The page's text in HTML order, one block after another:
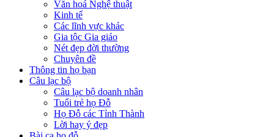
Văn hoá Nghệ thuật
Kinh tế
Các lĩnh vực khác
Gia tộc Gia giáo
Nét đẹp đời thường
Chuyên đề
Thông tin họ bạn
Câu lạc bộ
Câu lạc bộ doanh nhân
Tuổi trẻ họ Đỗ
Họ Đỗ các Tỉnh Thành
Lời hay ý đẹp